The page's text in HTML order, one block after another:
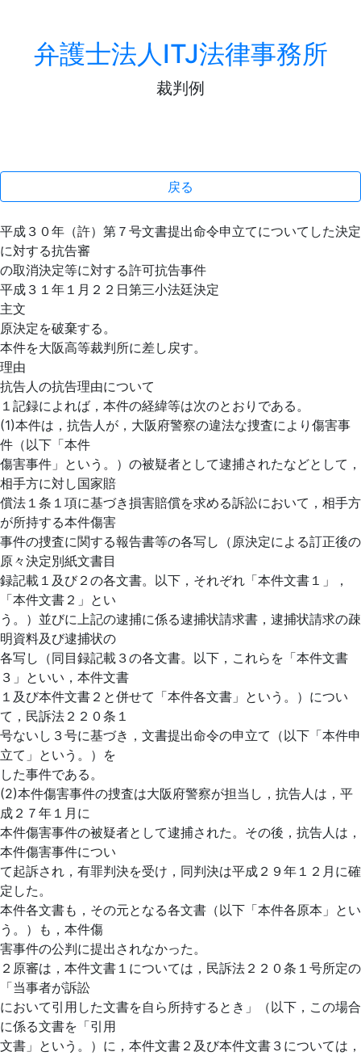
弁護士法人ITJ法律事務所
裁判例
戻る
平成３０年（許）第７号文書提出命令申立てについてした決定
に対する抗告審
の取消決定等に対する許可抗告事件
平成３１年１月２２日第三小法廷決定
主文
原決定を破棄する。
本件を大阪高等裁判所に差し戻す。
理由
抗告人の抗告理由について
１記録によれば，本件の経緯等は次のとおりである。
(1)本件は，抗告人が，大阪府警察の違法な捜査により傷害事
件（以下「本件
傷害事件」という。）の被疑者として逮捕されたなどとして，
相手方に対し国家賠
償法１条１項に基づき損害賠償を求める訴訟において，相手方
が所持する本件傷害
事件の捜査に関する報告書等の各写し（原決定による訂正後の
原々決定別紙文書目
録記載１及び２の各文書。以下，それぞれ「本件文書１」，
「本件文書２」とい
う。）並びに上記の逮捕に係る逮捕状請求書，逮捕状請求の疎
明資料及び逮捕状の
各写し（同目録記載３の各文書。以下，これらを「本件文書
３」といい，本件文書
１及び本件文書２と併せて「本件各文書」という。）につい
て，民訴法２２０条１
号ないし３号に基づき，文書提出命令の申立て（以下「本件申
立て」という。）を
した事件である。
(2)本件傷害事件の捜査は大阪府警察が担当し，抗告人は，平
成２７年１月に
本件傷害事件の被疑者として逮捕された。その後，抗告人は，
本件傷害事件につい
て起訴され，有罪判決を受け，同判決は平成２９年１２月に確
定した。
本件各文書も，その元となる各文書（以下「本件各原本」とい
う。）も，本件傷
害事件の公判に提出されなかった。
２原審は，本件文書１については，民訴法２２０条１号所定の
「当事者が訴訟
において引用した文書を自ら所持するとき」（以下，この場合
に係る文書を「引用
文書」という。）に，本件文書２及び本件文書３については，